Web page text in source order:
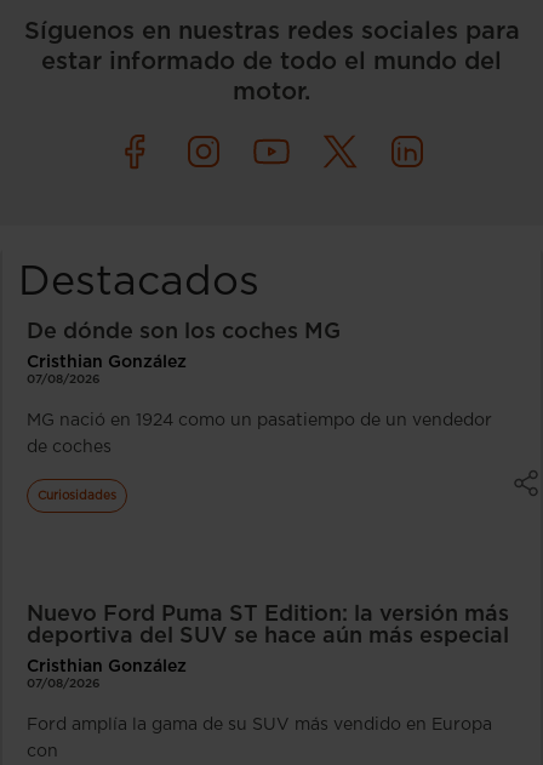
Síguenos en nuestras redes sociales para
estar informado de todo el mundo del
motor.
Destacados
De dónde son los coches MG
Cristhian González
07/08/2026
MG nació en 1924 como un pasatiempo de un vendedor
de coches
Curiosidades
Nuevo Ford Puma ST Edition: la versión más
deportiva del SUV se hace aún más especial
Cristhian González
07/08/2026
Ford amplía la gama de su SUV más vendido en Europa
con